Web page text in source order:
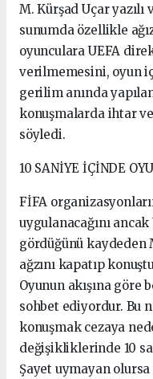
M. Kürşad Uçar yazılı
sunumda özellikle
oyunculara UEFA
verilmemesini, oyun
gerilim anında
konuşmalarda ihtar
söyledi.
10 SANİYE İÇİNDE
FİFA
uygulanacağını
gördüğünü kaydeden
ağzını kapatıp
Oyunun akışına göre
sohbet ediyordur. Bu
konuşmak cezaya
değişikliklerinde 10
Şayet uymayan